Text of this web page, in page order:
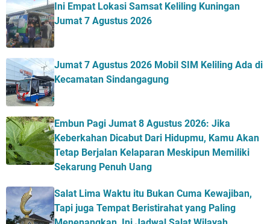
Ini Empat Lokasi Samsat Keliling Kuningan
Jumat 7 Agustus 2026
Jumat 7 Agustus 2026 Mobil SIM Keliling Ada di
Kecamatan Sindangagung
Embun Pagi Jumat 8 Agustus 2026: Jika
Keberkahan Dicabut Dari Hidupmu, Kamu Akan
Tetap Berjalan Kelaparan Meskipun Memiliki
Sekarung Penuh Uang
Salat Lima Waktu itu Bukan Cuma Kewajiban,
Tapi juga Tempat Beristirahat yang Paling